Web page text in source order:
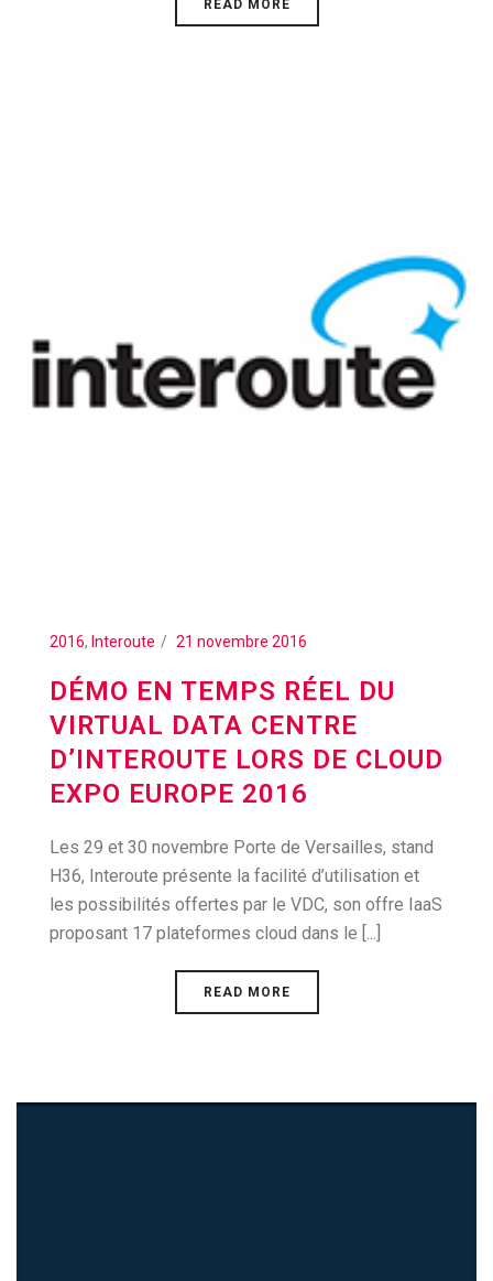
READ MORE
2016, Interoute 21 novembre 2016
DÉMO EN TEMPS RÉEL DU
VIRTUAL DATA CENTRE
D’INTEROUTE LORS DE CLOUD
EXPO EUROPE 2016
Les 29 et 30 novembre Porte de Versailles, stand
H36, Interoute présente la facilité d’utilisation et
les possibilités offertes par le VDC, son offre IaaS
proposant 17 plateformes cloud dans le [...]
READ MORE